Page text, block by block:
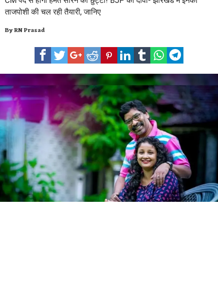
ताजपोशी की चल रही तैयारी, जानिए
ByRN Prasad